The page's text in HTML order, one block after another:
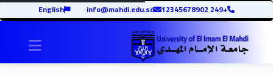
+249 12345678902
info@mahdi.edu.sd
English